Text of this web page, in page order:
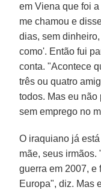
em Viena que foi
me chamou e
dias, sem
como'. Então fui
conta. "Acontece
três ou quatro
todos. Mas eu
sem emprego no
O iraquiano já
mãe, seus irmãos.
guerra em 2007, e
Europa", diz. Mas